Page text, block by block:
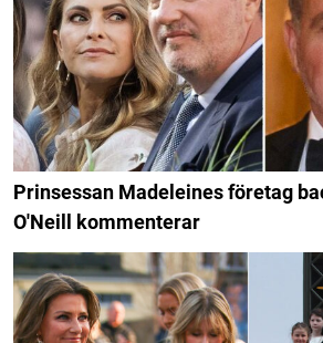
Prinsessan Madeleines företag
O'Neill kommenterar